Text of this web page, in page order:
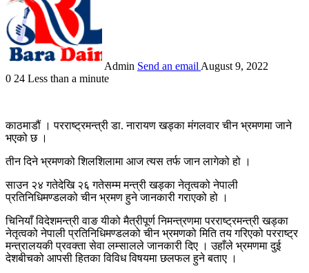
Admin Send an email August 9, 2022
0 24 Less than a minute
काठमाडौं । परराष्ट्रमन्त्री डा. नारायण खड्का मंगलवार चीन भ्रमणमा जाने
भएको छ ।
तीन दिने भ्रमणको शिलशिलामा आज त्यस तर्फ जान लागेको हो ।
साउन २४ गतेदेखि २६ गतेसम्म मन्त्री खड्का नेतृत्वको नेपाली
प्रतिनिधिमण्डलको चीन भ्रमण हुने जानकारी गराएको हो ।
चिनियाँ विदेशमन्त्री वाङ यीको मैत्रीपूर्ण निमन्त्रणमा परराष्ट्रमन्त्री खड्का
नेतृत्वको नेपाली प्रतिनिधिमण्डलको चीन भ्रमणको मिति तय गरिएको परराष्ट्र
मन्त्रालयकी प्रवक्ता सेवा लम्सालले जानकारी दिए । उहाँले भ्रमणमा दुई
देशबीचको आपसी हितका विविध विषयमा छलफल हुने बताए ।